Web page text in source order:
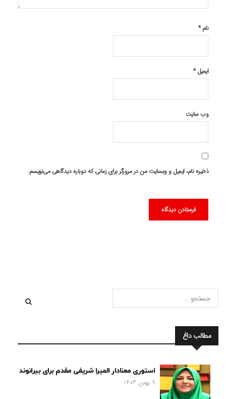
نام*
ایمیل*
وب‌ سایت
ذخیره نام، ایمیل و وبسایت من در مرورگر برای زمانی که دوباره دیدگاهی می‌نویسم.
مطالب داغ
استوری معنادار المیرا شریفی مقدم برای بیرانوند
9 بهمن, 1403